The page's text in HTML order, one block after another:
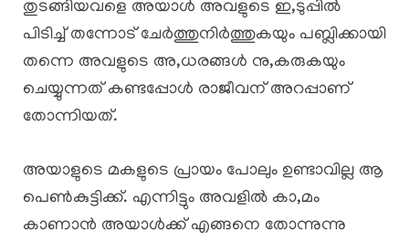
തുടങ്ങിയവളെ അയാൾ അവളുടെ ഇ,ടുപ്പിൽ
പിടിച്ച് തന്നോട് ചേർത്തുനിർത്തുകയും പബ്ലിക്കായി
തന്നെ അവളുടെ അ,ധരങ്ങൾ നു,കരുകയും
ചെയ്യുന്നത് കണ്ടപ്പോൾ രാജീവന് അറപ്പാണ്
തോന്നിയത്.
അയാളുടെ മകളുടെ പ്രായം പോലും ഉണ്ടാവില്ല ആ
പെൺകുട്ടിക്ക്. എന്നിട്ടും അവളിൽ കാ,മം
കാണാൻ അയാൾക്ക് എങ്ങനെ തോന്നുന്നു